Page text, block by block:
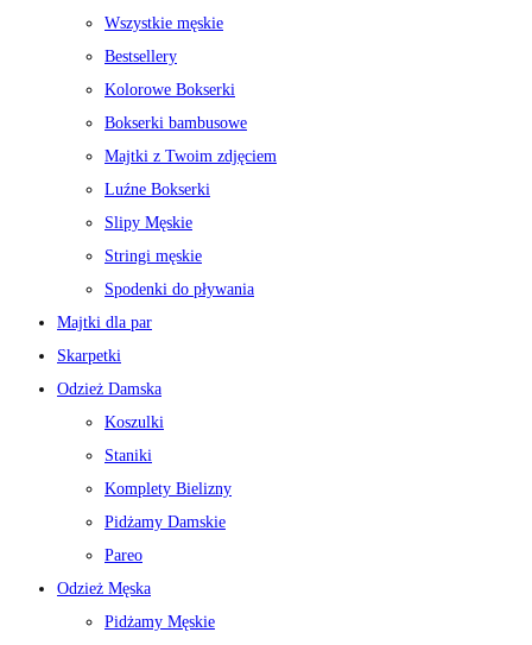
Wszystkie męskie
Bestsellery
Kolorowe Bokserki
Bokserki bambusowe
Majtki z Twoim zdjęciem
Luźne Bokserki
Slipy Męskie
Stringi męskie
Spodenki do pływania
Majtki dla par
Skarpetki
Odzież Damska
Koszulki
Staniki
Komplety Bielizny
Pidżamy Damskie
Pareo
Odzież Męska
Pidżamy Męskie